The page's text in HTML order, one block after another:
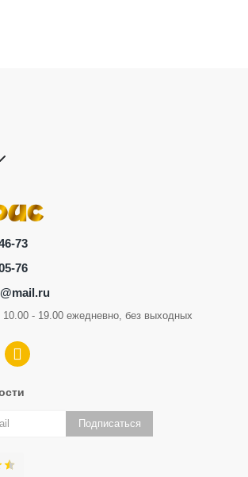
73
76
- 19.00 ежедневно, без выходных
Подписаться